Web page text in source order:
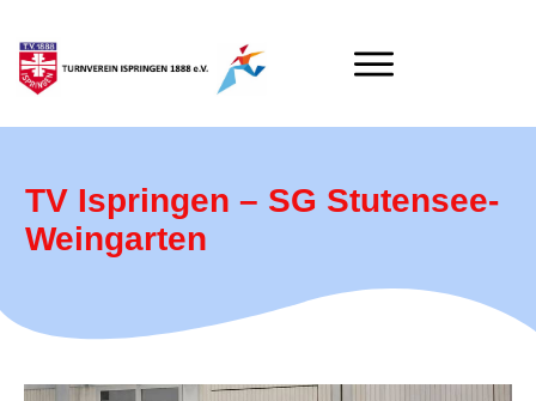
TV Ispringen – SG Stutensee-
Weingarten